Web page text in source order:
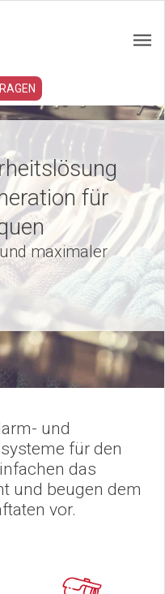
für
maximaler
und
für den
das
und beugen dem
vor.